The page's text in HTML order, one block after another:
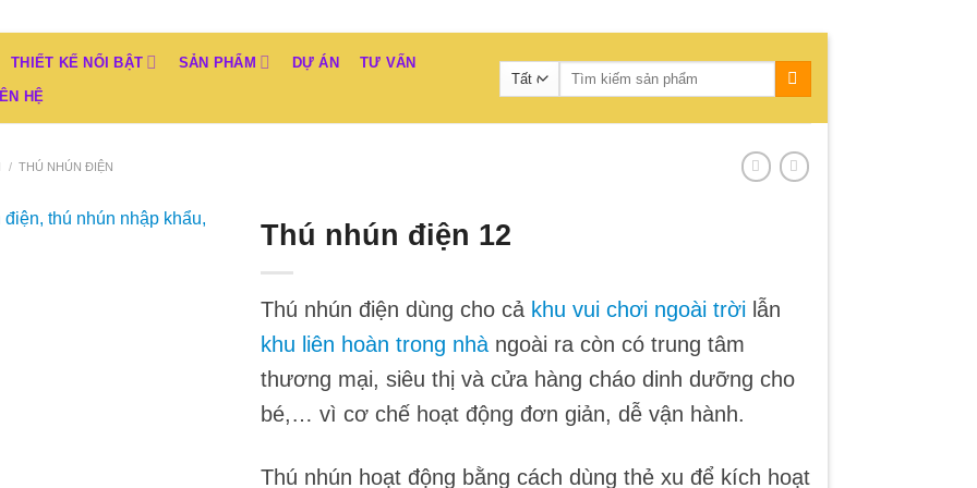
THIẾT KẾ NỔI BẬT SẢN PHẨM DỰ ÁN TƯ VẤN
HỆ
Tìm
/ THÚ NHÚN ĐIỆN
Thú nhún điện 12
Thú nhún điện dùng cho cả khu vui chơi ngoài trời lẫn
khu liên hoàn trong nhà ngoài ra còn có trung tâm
thương mại, siêu thị và cửa hàng cháo dinh dưỡng cho
bé,… vì cơ chế hoạt động đơn giản, dễ vận hành.
Thú nhún hoạt động bằng cách dùng thẻ xu để kích hoạt